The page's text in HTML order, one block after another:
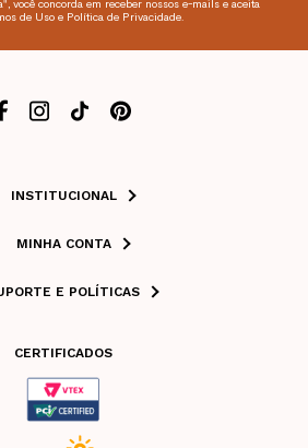
você concorda em receber nossos e-mails e aceita
de Uso e Política de Privacidade.
INSTITUCIONAL
MINHA CONTA
E POLÍTICAS
CERTIFICADOS